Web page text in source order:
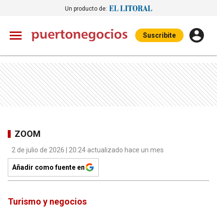
Un producto de:
Suscribite
ZOOM
2 de julio de 2026 | 20:24 actualizado hace un mes
Añadir como fuente en
Turismo y negocios